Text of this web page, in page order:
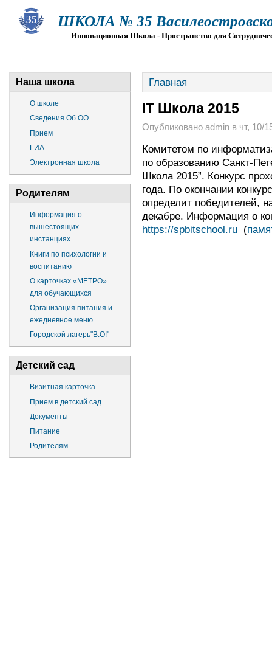
ШКОЛА № 35
Инновационная Школа - Пространство для
Наша школа
О школе
Сведения Об ОО
Прием
ГИА
Электронная школа
Родителям
Информация о
вышестоящих
инстанциях
Книги по психологии и
воспитанию
О карточках «МЕТРО»
для обучающихся
Организация питания и
ежедневное меню
Городской лагерь"В.О!"
Детский сад
Визитная карточка
Прием в детский сад
Документы
Питание
Родителям
Главная
IT Школа 2015
Опубликовано admin в чт, 10/
Комитетом по
по образованию Санкт-
Школа 2015”. Конкурс
года. По окончании
определит победителей,
декабре. Информация о
https://spbitschool.ru (